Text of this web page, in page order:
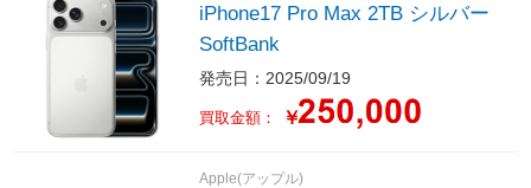
iPhone17 Pro Max 2TB シルバー
SoftBank
発売日：2025/09/19
買取金額： ￥
Apple(アップル)